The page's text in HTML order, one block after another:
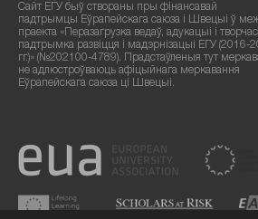
Сайт ЕГУ быў створаны пры фінансавай
падтрымцы Еўрапейскага саюза і Швецыі ў
праекта «Перазагрузка ведаў, адукацыі і
падтрымка развіцця і мадэрнізацыі ЕГУ (2016-
гг.)» (№202100-4789). Прадстаўленыя тут
не адлюстроўваюць афіцыйнага меркавання
Еўрапейскага саюза ці Швецыі.